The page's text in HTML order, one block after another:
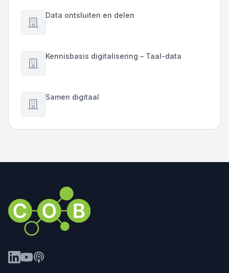
Data ontsluiten en delen
Kennisbasis digitalisering – Taal-data
Samen digitaal